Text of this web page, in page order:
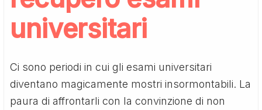
universitari
Ci sono periodi in cui gli esami universitari
diventano magicamente mostri insormontabili. La
paura di affrontarli con la convinzione di non